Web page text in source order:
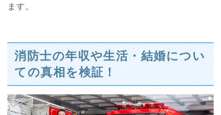
ます。
消防士の年収や生活・結婚につい
ての真相を検証！